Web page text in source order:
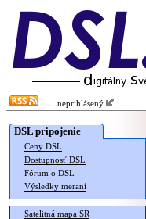
neprihlásený
DSL pripojenie
Ceny DSL
Dostupnosť DSL
Fórum o DSL
Výsledky meraní
Satelitná mapa SR